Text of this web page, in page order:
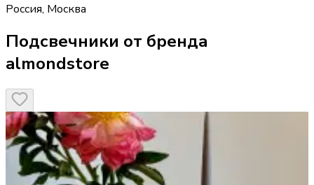
Россия, Москва
Подсвечники от бренда
almondstore